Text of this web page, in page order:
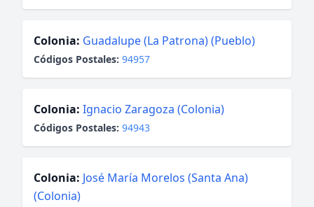
Colonia: Guadalupe (La Patrona) (Pueblo)
Códigos Postales: 94957
Colonia: Ignacio Zaragoza (Colonia)
Códigos Postales: 94943
Colonia: José María Morelos (Santa Ana)
(Colonia)